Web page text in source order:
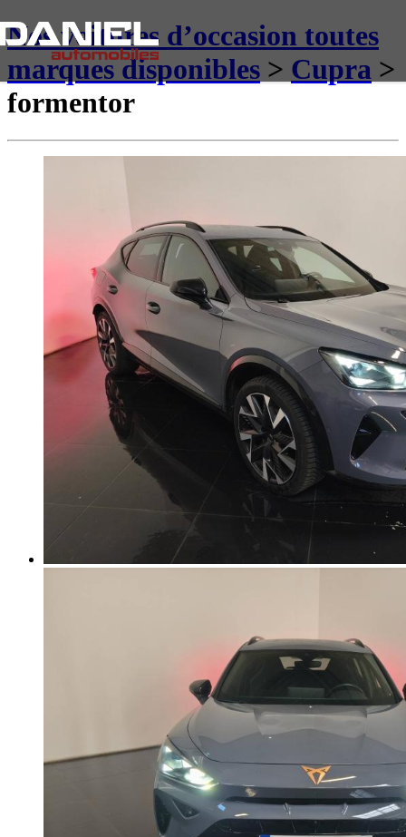
Nos voitures d’occasion toutes
marques disponibles > Cupra >
formentor